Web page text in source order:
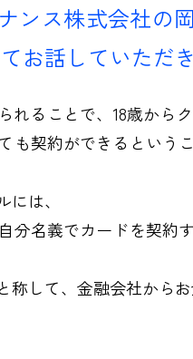
ンス株式会社
お話していただ
れることで、18歳か
も契約ができるとい
は、
て自分名義でカー
称して、金融会社から